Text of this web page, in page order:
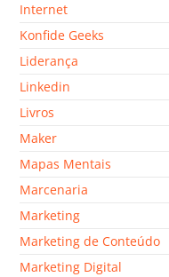
Internet
Konfide Geeks
Liderança
Linkedin
Livros
Maker
Mapas Mentais
Marcenaria
Marketing
Marketing de Conteúdo
Marketing Digital